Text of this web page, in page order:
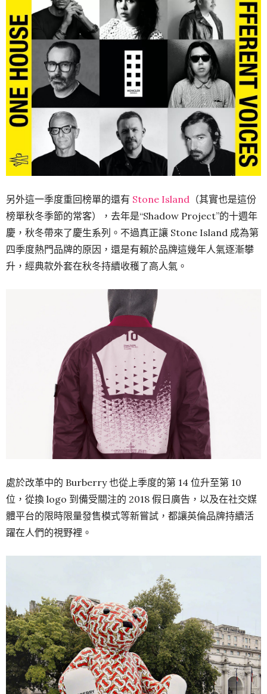
另外這一季度重回榜單的還有 Stone Island （其實也是這份
榜單秋冬季節的常客），去年是“Shadow Project”的十週年
慶，秋冬帶來了慶生系列。不過真正讓 Stone Island 成為第
四季度熱門品牌的原因，還是有賴於品牌這幾年人氣逐漸攀
升，經典款外套在秋冬持續收穫了高人氣。
處於改革中的 Burberry 也從上季度的第 14 位升至第 10
位，從換 logo 到備受關注的 2018 假日廣告，以及在社交媒
體平台的限時限量發售模式等新嘗試，都讓英倫品牌持續活
躍在人們的視野裡。